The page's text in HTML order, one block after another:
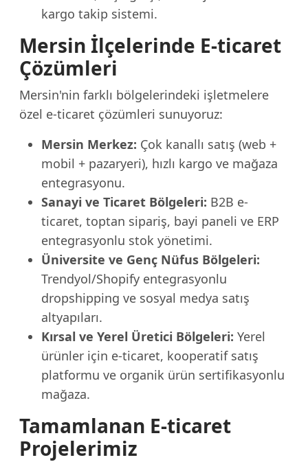
kargo takip sistemi.
Mersin İlçelerinde E-ticaret
Çözümleri
Mersin'nin farklı bölgelerindeki işletmelere
özel e-ticaret çözümleri sunuyoruz:
Mersin Merkez: Çok kanallı satış (web +
mobil + pazaryeri), hızlı kargo ve mağaza
entegrasyonu.
Sanayi ve Ticaret Bölgeleri: B2B e-
ticaret, toptan sipariş, bayi paneli ve ERP
entegrasyonlu stok yönetimi.
Üniversite ve Genç Nüfus Bölgeleri:
Trendyol/Shopify entegrasyonlu
dropshipping ve sosyal medya satış
altyapıları.
Kırsal ve Yerel Üretici Bölgeleri: Yerel
ürünler için e-ticaret, kooperatif satış
platformu ve organik ürün sertifikasyonlu
mağaza.
Tamamlanan E-ticaret
Projelerimiz